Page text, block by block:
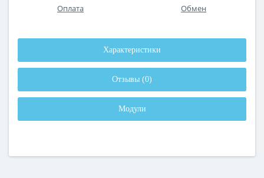
Оплата Обмен
Характеристики
Отзывы (0)
Модули